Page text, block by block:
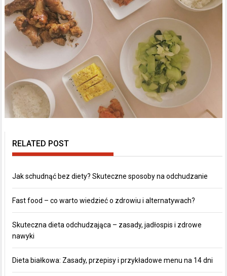
RELATED POST
Jak schudnąć bez diety? Skuteczne sposoby na odchudzanie
Fast food – co warto wiedzieć o zdrowiu i alternatywach?
Skuteczna dieta odchudzająca – zasady, jadłospis i zdrowe
nawyki
Dieta białkowa: Zasady, przepisy i przykładowe menu na 14 dni